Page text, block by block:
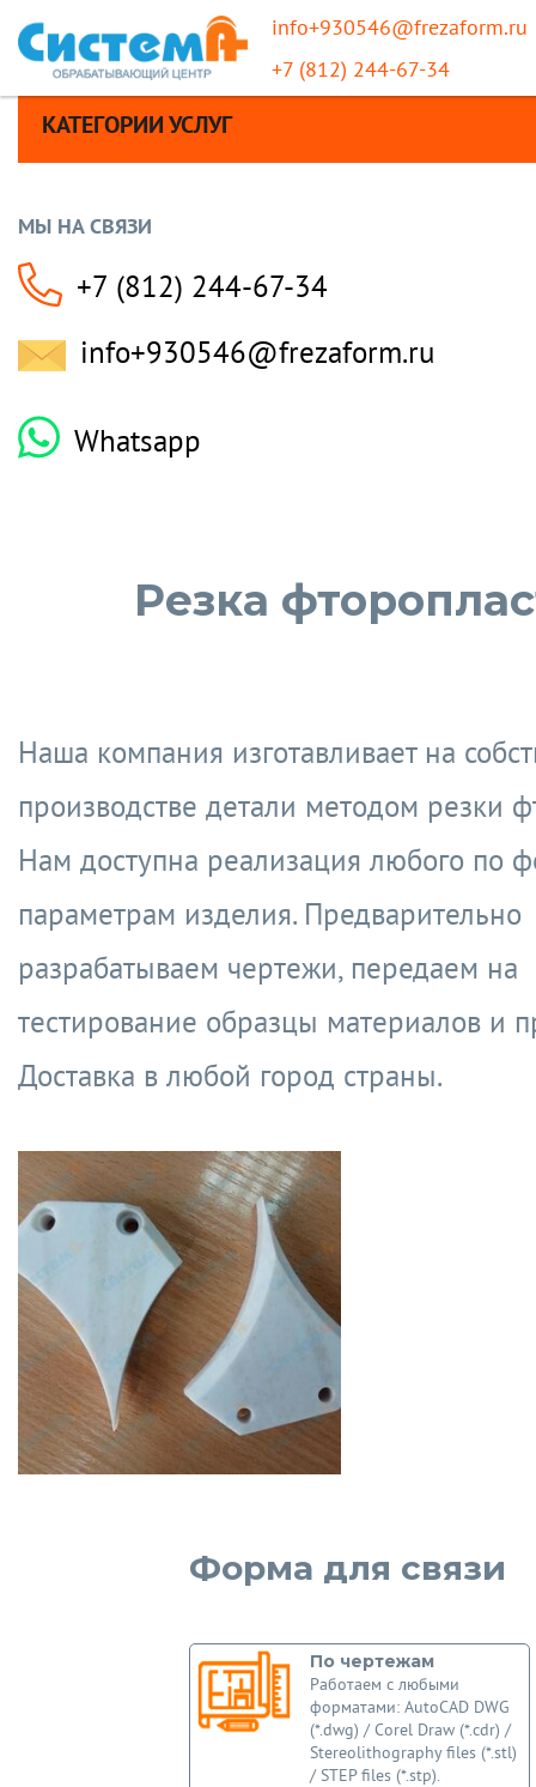
info+930546@frezaform.ru
+7 (812) 244-67-34
КАТЕГОРИИ УСЛУГ
МЫ НА СВЯЗИ
+7 (812) 244-67-34
info+930546@frezaform.ru
Whatsapp
Резка
Наша компания изготавливает на
производстве детали методом резки
Нам доступна реализация любого по
параметрам изделия. Предварительно
разрабатываем чертежи, передаем на
тестирование образцы материалов и
Доставка в любой город страны.
Форма для связи
По чертежам
Работаем с любыми
форматами: AutoCAD DWG
(*.dwg) / Corel Draw (*.cdr) /
Stereolithography files (*.stl)
/ STEP files (*.stp).